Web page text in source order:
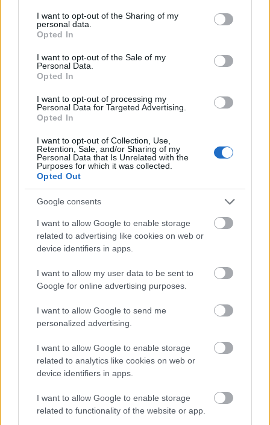
not limited to your visit or usage behaviour. You may click to
grant or deny consent to Google and its third-party tags to
use your data for below specified purposes in below Google
consent section.
I want to opt-out of the Sharing of my
personal data.
Opted In
I want to opt-out of the Sale of my
Personal Data.
Opted In
I want to opt-out of processing my
Personal Data for Targeted Advertising.
Opted In
I want to opt-out of Collection, Use,
Retention, Sale, and/or Sharing of my
Personal Data that Is Unrelated with the
Purposes for which it was collected.
Opted Out
Google consents
I want to allow Google to enable storage
related to advertising like cookies on web or
device identifiers in apps.
I want to allow my user data to be sent to
Google for online advertising purposes.
I want to allow Google to send me
personalized advertising.
I want to allow Google to enable storage
related to analytics like cookies on web or
device identifiers in apps.
I want to allow Google to enable storage
related to functionality of the website or app.
çok üzerinde bir performans sergiledi.
8 numara pozisyonunun gerekliliklerini soğukkanlılıkla
yerine getirmesinin yanı sıra kaleyi gördüğü anda şut
çekmesi çok önemli bir artı. İkili mücadeleleri kazanabilen,
iyi pas dağıtan ve şut tehdidi olan bir oyuncu dengeli puan
ortalaması demektir.
Safuri kadar güçlü bir şekilde tavsiye ediyorum.
Önümüzdeki haftalarda takımın vazgeçilmezlerinden biri
olacaktır.
Comunio Öneriyor – 7. Hafta: 7.68’lik Reyting
ayakta kalan isimlerinden biri. Bu
maçta da takımını ayakta tutup
özlenen galibiyeti getirebilir.
Burak Bozan
230.000 € değeriyle Gaziantep FK’nın as kalecisi. As bir
kaleciyi bu fiyata almak neredeyse mucize. Normal şartlarda
kaleciler için 2 milyon € civarı bütçe ayırmanız gerekiyor. Bu